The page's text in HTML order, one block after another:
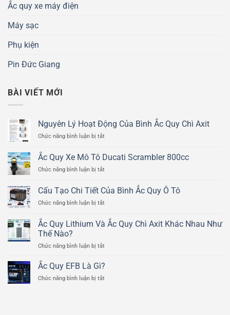
Ắc quy xe máy điện
Máy sạc
Phụ kiện
Pin Đức Giang
BÀI VIẾT MỚI
Nguyên Lý Hoạt Động Của Bình Ắc Quy Chì Axit
Chức năng bình luận bị tắt
Lý
Hoạt
Động
Bình
Quy
Axit
Ắc Quy Xe Mô Tô Ducati Scrambler 800cc
Chức năng bình luận bị tắt
Quy
Xe
Mô
Ducati
Scrambler
Cấu Tạo Chi Tiết Của Bình Ắc Quy Ô Tô
Chức năng bình luận bị tắt
Tạo
Chi
Của
Ắc
Ô
Ắc Quy Lithium Và Ắc Quy Chì Axit Khác Nhau Như
Thế Nào?
Chức năng bình luận bị tắt
Quy
Và
Ắc Quy EFB Là Gì?
Chức năng bình luận bị tắt